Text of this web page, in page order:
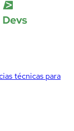
técnicas para